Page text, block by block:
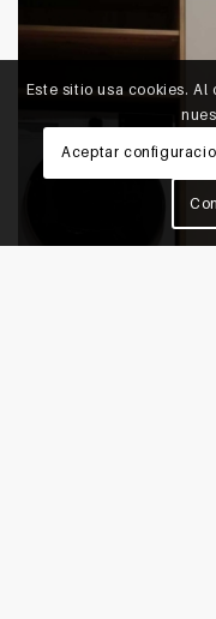
Este sitio usa cookies.
Aceptar